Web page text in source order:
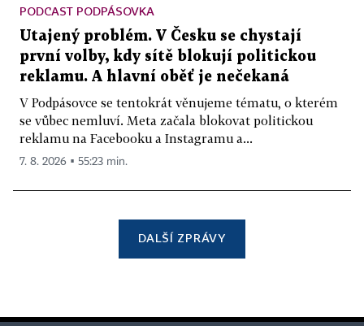
PODCAST PODPÁSOVKA
Utajený problém. V Česku se chystají
první volby, kdy sítě blokují politickou
reklamu. A hlavní oběť je nečekaná
V Podpásovce se tentokrát věnujeme tématu, o kterém
se vůbec nemluví. Meta začala blokovat politickou
reklamu na Facebooku a Instagramu a...
7. 8. 2026 ▪ 55:23 min.
DALŠÍ ZPRÁVY